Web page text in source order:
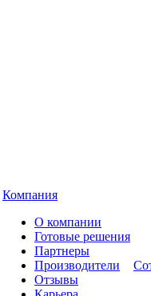
Компания
О компании
Готовые решения
Партнеры
Производители
Отзывы